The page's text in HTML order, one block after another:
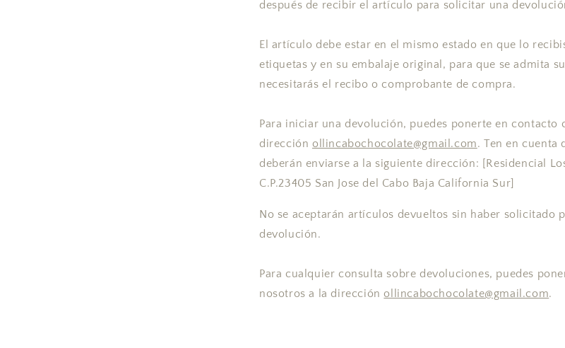
después de recibir el artículo para solicitar una
El artículo debe estar en el mismo estado en que lo
etiquetas y en su embalaje original, para que se admita
necesitarás el recibo o comprobante de compra.
Para iniciar una devolución, puedes ponerte en contacto
dirección ollincabochocolate@gmail.com. Ten en cuenta
deberán enviarse a la siguiente dirección: [Residencial
C.P.23405 San Jose del Cabo Baja California Sur]
No se aceptarán artículos devueltos sin haber solicitado
devolución.
Para cualquier consulta sobre devoluciones, puedes
nosotros a la dirección ollincabochocolate@gmail.com.